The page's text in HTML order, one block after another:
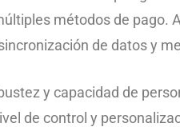
métodos de
de datos y
y capacidad de
de control y